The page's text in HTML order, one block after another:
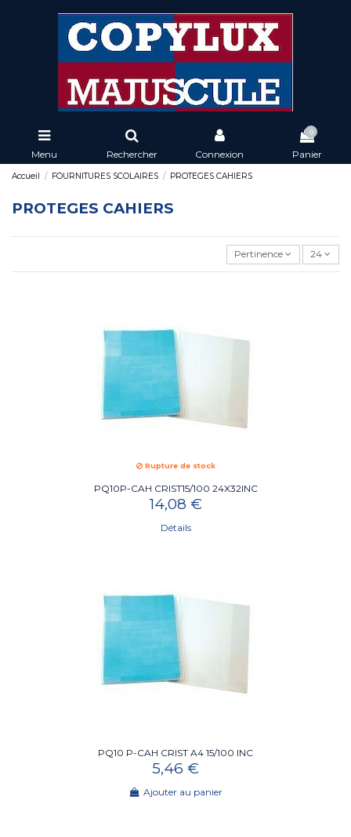
Menu Rechercher Connexion
0
Panier
Accueil FOURNITURES SCOLAIRES PROTEGES CAHIERS
PROTEGES CAHIERS
Pertinence 24
Rupture de stock
PQ10P-CAH CRIST15/100 24X32INC
14,08 €
Détails
PQ10 P-CAH CRIST A4 15/100 INC
5,46 €
Ajouter au panier